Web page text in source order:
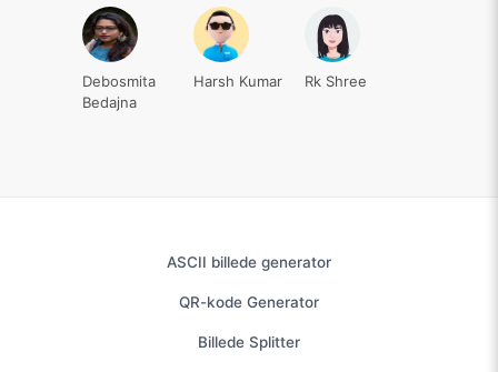
Debosmita
Bedajna
Harsh Kumar Rk Shree
ASCII billede generator
QR-kode Generator
Billede Splitter